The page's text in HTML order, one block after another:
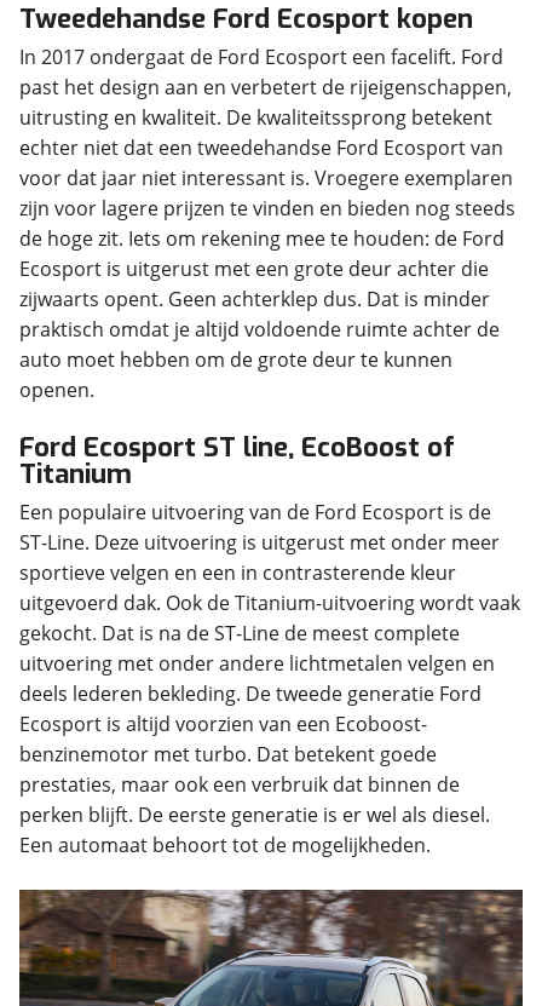
Tweedehandse Ford Ecosport kopen
In 2017 ondergaat de Ford Ecosport een facelift. Ford
past het design aan en verbetert de rijeigenschappen,
uitrusting en kwaliteit. De kwaliteitssprong betekent
echter niet dat een tweedehandse Ford Ecosport van
voor dat jaar niet interessant is. Vroegere exemplaren
zijn voor lagere prijzen te vinden en bieden nog steeds
de hoge zit. Iets om rekening mee te houden: de Ford
Ecosport is uitgerust met een grote deur achter die
zijwaarts opent. Geen achterklep dus. Dat is minder
praktisch omdat je altijd voldoende ruimte achter de
auto moet hebben om de grote deur te kunnen
openen.
Ford Ecosport ST line, EcoBoost of
Titanium
Een populaire uitvoering van de Ford Ecosport is de
ST-Line. Deze uitvoering is uitgerust met onder meer
sportieve velgen en een in contrasterende kleur
uitgevoerd dak. Ook de Titanium-uitvoering wordt vaak
gekocht. Dat is na de ST-Line de meest complete
uitvoering met onder andere lichtmetalen velgen en
deels lederen bekleding. De tweede generatie Ford
Ecosport is altijd voorzien van een Ecoboost-
benzinemotor met turbo. Dat betekent goede
prestaties, maar ook een verbruik dat binnen de
perken blijft. De eerste generatie is er wel als diesel.
Een automaat behoort tot de mogelijkheden.